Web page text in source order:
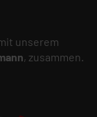
unserem
, zusammen.